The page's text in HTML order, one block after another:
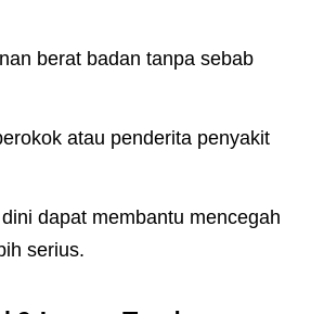
berat badan tanpa sebab
atau penderita penyakit
dapat membantu mencegah
serius.